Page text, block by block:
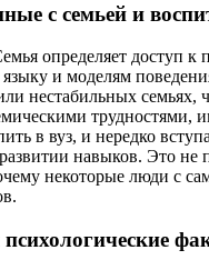
с семьей и
определяет доступ к
и моделям
нестабильных семьях,
трудностями,
в вуз, и нередко
навыков. Это не
некоторые люди с
психологические